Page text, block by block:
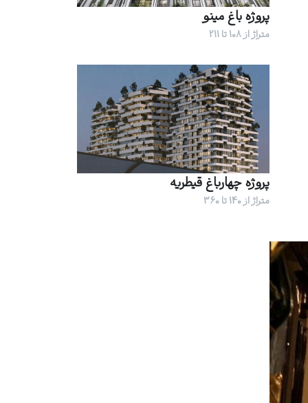
پروژه باغ مینو
متراژ از 108 تا 211
پروژه چهارباغ قیطریه
متراژ از 140 تا 360